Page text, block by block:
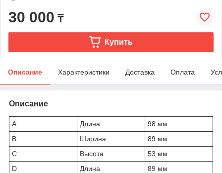
30 000 ₸
Купить
Описание Характеристики Доставка Оплата
Описание
A Длина
98 мм
B
Ширина
89 мм
C
Высота
53 мм
D
Длина
89 мм